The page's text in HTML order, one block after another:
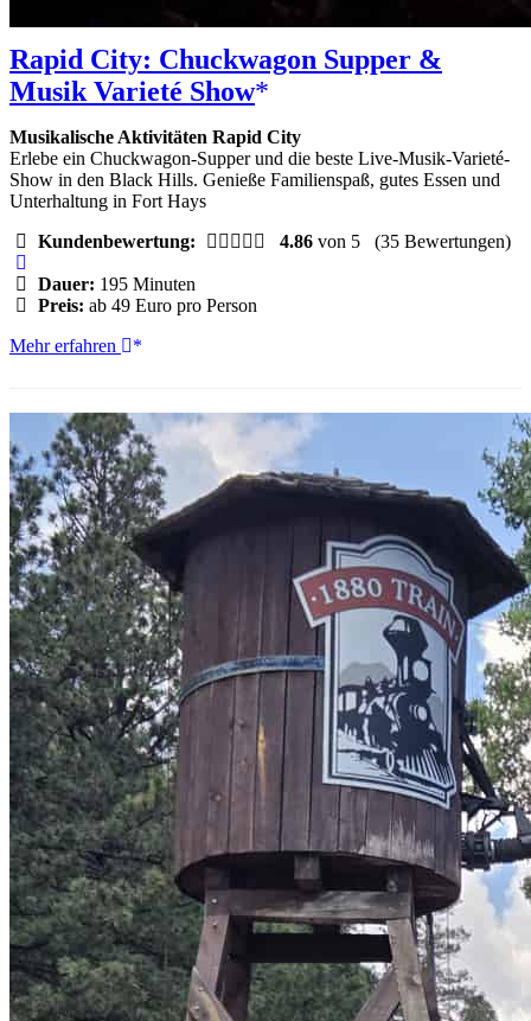
Rapid City: Chuckwagon Supper &
Musik Varieté Show
Musikalische Aktivitäten Rapid City
Erlebe ein Chuckwagon-Supper und die beste Live-Musik-Varieté-
Show in den Black Hills. Genieße Familienspaß, gutes Essen und
Unterhaltung in Fort Hays
Kundenbewertung:
4.86 von 5 (35 Bewertungen)
Dauer: 195 Minuten
Preis: ab 49 Euro pro Person
Rapid
Supper
Musik
Varieté
Show
Mehr erfahren